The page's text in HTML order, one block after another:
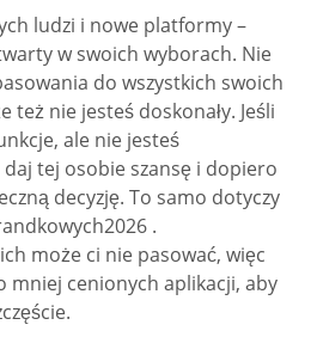
ludzi i nowe platformy –
w swoich wyborach. Nie
do wszystkich swoich
też nie jesteś doskonały. Jeśli
ale nie jesteś
tej osobie szansę i dopiero
decyzję. To samo dotyczy
.
może ci nie pasować, więc
mniej cenionych aplikacji, aby